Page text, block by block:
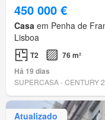
450 000 €
Casa em Penha de
Lisboa
T2
76 m²
Há 19 dias
SUPERCASA - CENTURY
Atualizado